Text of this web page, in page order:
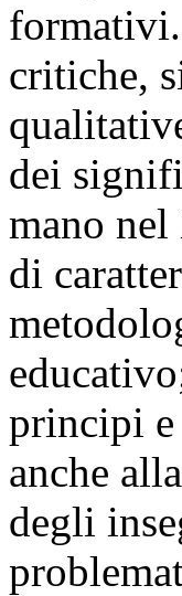
critiche,
dei
mano
di
principi e
anche
degli